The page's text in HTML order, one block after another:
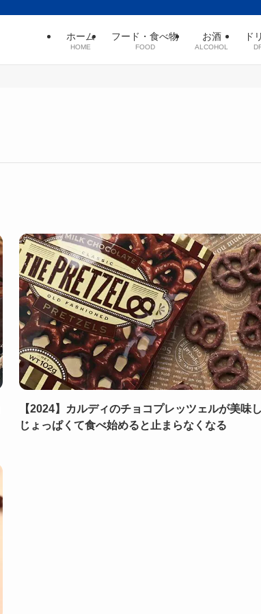
ホーム
HOME
フード・食べ物
FOOD
お酒
ALCOHOL
ド
【2024】カルディのチョコプレッツェルが美味
じょっぱくて食べ始めると止まらなくなる